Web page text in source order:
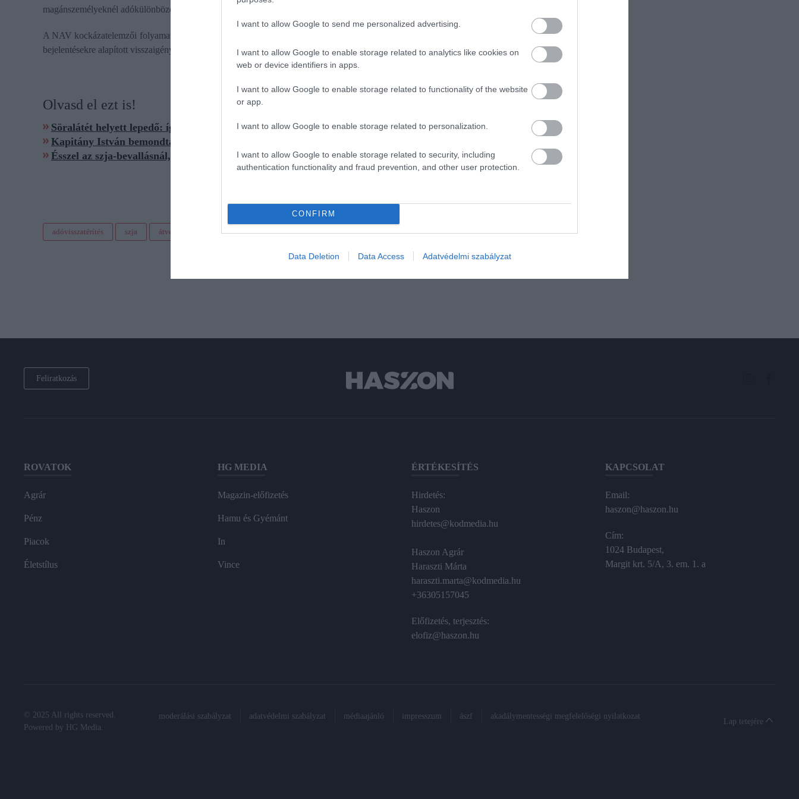
I want to allow Google to send me personalized advertising.
I want to allow Google to enable storage related to analytics like cookies on
web or device identifiers in apps.
I want to allow Google to enable storage related to functionality of the website
or app.
I want to allow Google to enable storage related to personalization.
I want to allow Google to enable storage related to security, including
authentication functionality and fraud prevention, and other user protection.
CONFIRM
Data Deletion Data Access Adatvédelmi szabályzat
magánszemélyeknél adókülönbözetet és bírságot is állapított meg. Az érintettek nem is vitatták a hivatal határozatait.
A NAV kockázatelemzői folyamatosan ellenőrzik a bevallási adatokat. A valós gazdasági teljesítmény nélküli, utólagos
bejelentésekre alapított visszaigényléseket feltárják, a szabálytalan konstrukciók nem vezetnek eredményre.
Olvasd el ezt is!
Söralátét helyett lepedő: így kerüld ki az szja-bevallás buktatóit
Kapitány István bemondta a számokat a béreket terhelő szja átalakításáról
Ésszel az szja-bevallásnál, erre ugrik a NAV
adóvisszatérítés szja átverés büntetés
Feliratkozás
ROVATOK
Agrár
Pénz
Piacok
Életstílus
HG MEDIA
Magazin-előfizetés
Hamu és Gyémánt
In
Vince
ÉRTÉKESÍTÉS
Hirdetés:
Haszon
hirdetes@kodmedia.hu
Haszon Agrár
Haraszti Márta
haraszti.marta@kodmedia.hu
+36305157045
Előfizetés, terjesztés:
elofiz@haszon.hu
KAPCSOLAT
Email:
haszon@haszon.hu
Cím:
1024 Budapest,
Margit krt. 5/A, 3. em. 1. a
© 2025 All rights reserved.
Powered by
HG Media.
moderálási szabályzat adatvédelmi szabályzat médiaajánló impresszum ászf akadálymentességi megfelelőségi nyilatkozat
Lap tetejére